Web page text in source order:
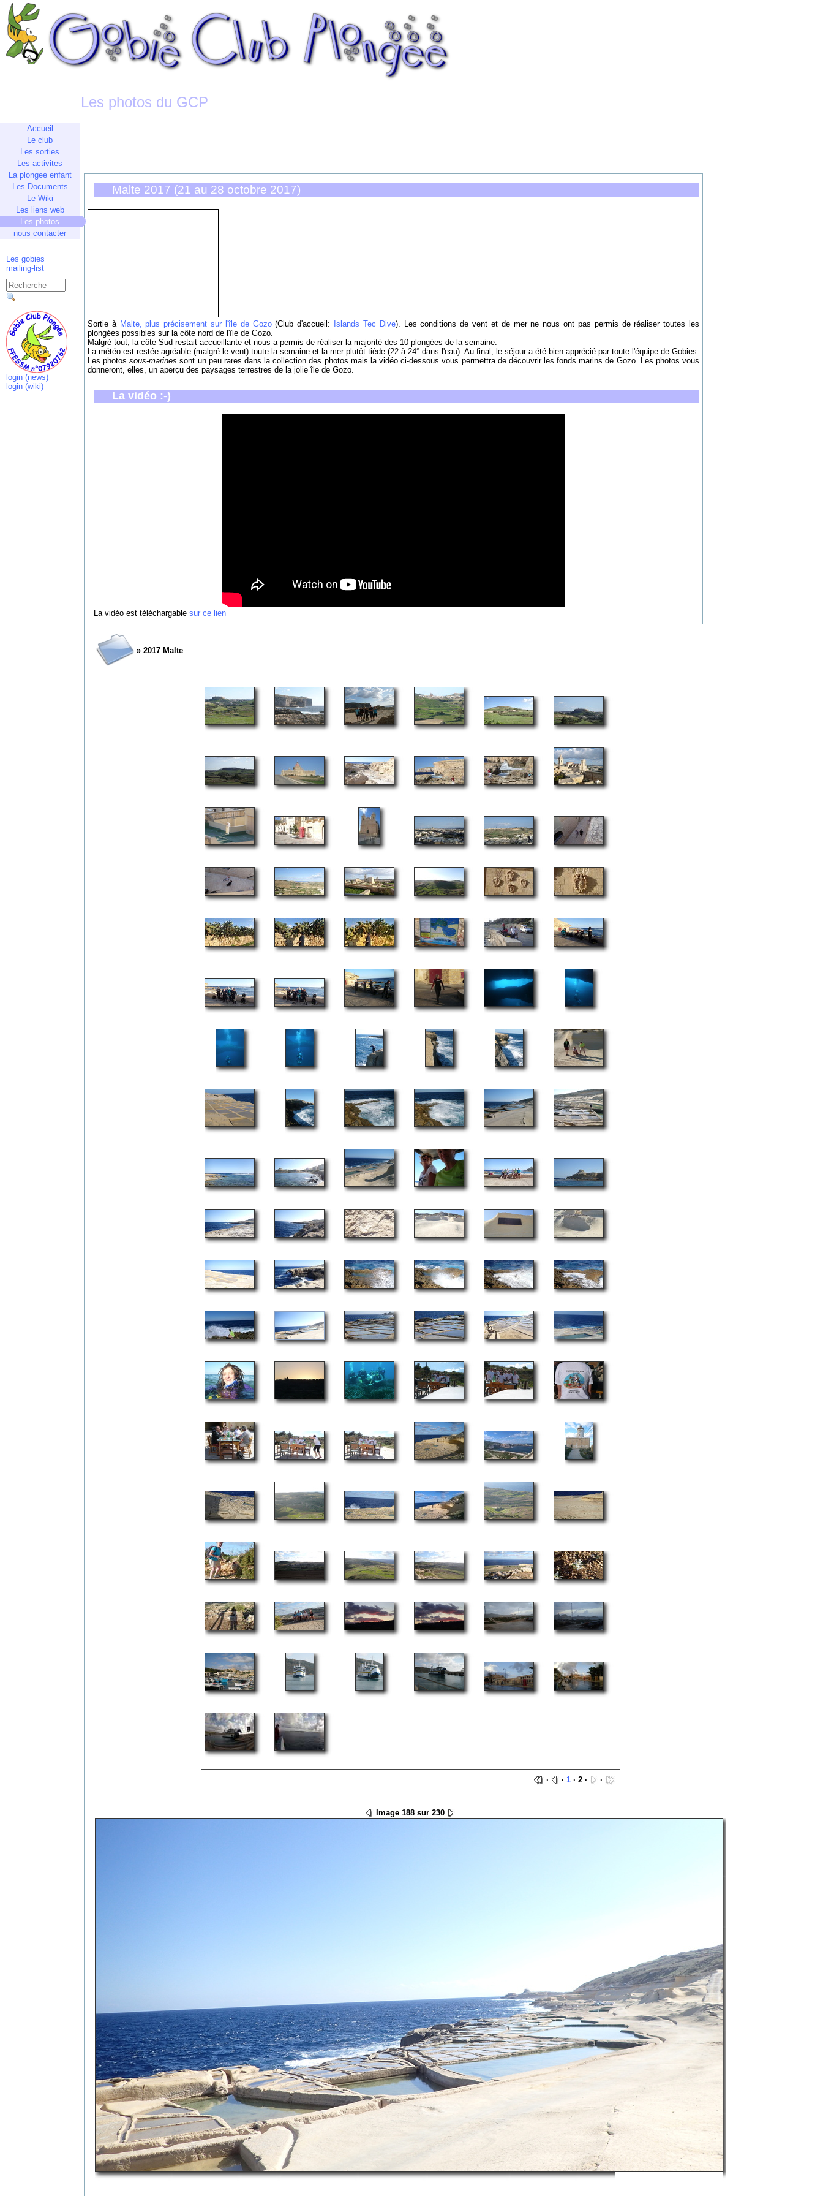
Les photos du GCP
Accueil
Le club
Les sorties
Les activites
La plongee enfant
Les Documents
Le Wiki
Les liens web
Les photos
nous contacter
Les gobies
mailing-list
login (news)
login (wiki)
Malte 2017 (21 au 28 octobre 2017)
Sortie à Malte, plus précisement sur l'île de Gozo(Club d'accueil: Islands Tec Dive). Les conditions de vent et de mer ne nous ont pas permis de réaliser toutes les
plongées possibles sur la côte nord de l'île de Gozo.
Malgré tout, la côte Sud restait accueillante et nous a permis de réaliser la majorité des 10 plongées de la semaine.
La météo est restée agréable (malgré le vent) toute la semaine et la mer plutôt tiède (22 à 24° dans l'eau). Au final, le séjour a été bien apprécié par toute l'équipe de Gobies.
Les photossous-marines sont un peu rares dans la collection des photos mais la vidéo ci-dessous vous permettra de découvrir les fonds marins de Gozo. Les photos vous
donneront, elles, un aperçu des paysages terrestres de la jolie île de Gozo.
La vidéo :-)
La vidéo est téléchargable sur ce lien
» 2017 Malte
· · 1 · 2 · ·
Image 188 sur 230